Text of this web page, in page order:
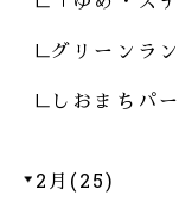
グリーンラ
しおまちパ
2月(25)